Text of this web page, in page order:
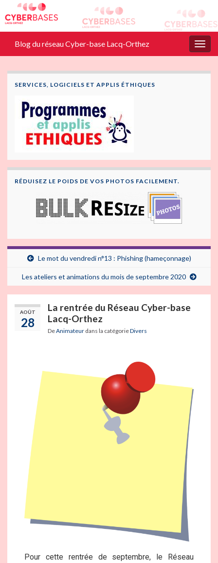
Blog du réseau Cyber-base Lacq-Orthez
SERVICES, LOGICIELS ET APPLIS ÉTHIQUES
RÉDUISEZ LE POIDS DE VOS PHOTOS FACILEMENT.
Le mot du vendredi n°13 : Phishing (hameçonnage)
Les ateliers et animations du mois de septembre 2020
AOÛT
28
La rentrée du Réseau Cyber-base
Lacq-Orthez
DeAnimateur dans la catégorieDivers
Pour cette rentrée de septembre, le Réseau